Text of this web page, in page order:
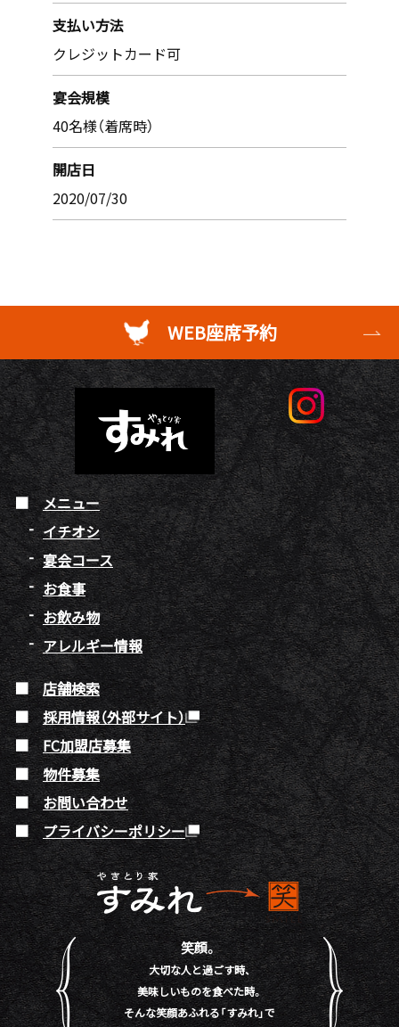
支払い方法
クレジットカード可
宴会規模
40名様（着席時）
開店日
2020/07/30
WEB座席予約
メニュー
イチオシ
宴会コース
お食事
お飲み物
アレルギー情報
店舗検索
採用情報（外部サイト）
FC加盟店募集
物件募集
お問い合わせ
プライバシーポリシー
笑顔。
大切な人と過ごす時、
美味しいものを食べた時。
そんな笑顔あふれる「すみれ」で